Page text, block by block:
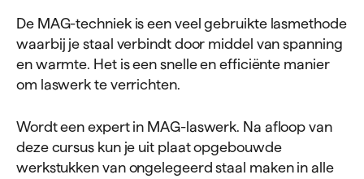
De MAG-techniek is een veel gebruikte lasmethode
waarbij je staal verbindt door middel van spanning
en warmte. Het is een snelle en efficiënte manier
om laswerk te verrichten.
Wordt een expert in MAG-laswerk. Na afloop van
deze cursus kun je uit plaat opgebouwde
werkstukken van ongelegeerd staal maken in alle